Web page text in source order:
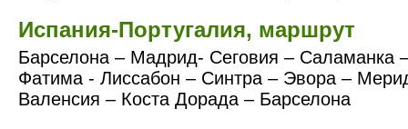
Испания-Португалия, маршрут
Барселона – Мадрид- Сеговия – Саламанка
Фатима - Лиссабон – Синтра – Эвора –
Валенсия – Коста Дорада – Барселона